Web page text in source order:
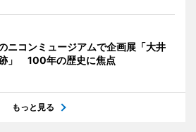
ニコンミュージアムで企画展「大井
」 100年の歴史に焦点
もっと見る